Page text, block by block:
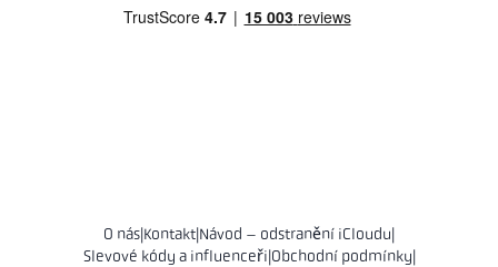
O nás|Kontakt|Návod – odstranění iCloudu|
Slevové kódy a influenceři|Obchodní podmínky|